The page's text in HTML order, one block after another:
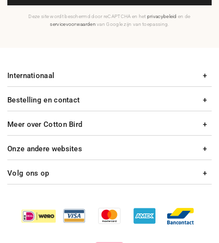
Deze site wordt beschermd door reCAPTCHA en het privacybeleid en de
servicevoorwaarden van Google zijn van toepassing.
Bestelling en contact
Meer over Cotton Bird
Internationaal
Onze andere websites
Volg ons op